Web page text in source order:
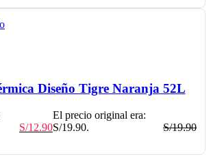
Diseño Tigre Naranja 52L
S/19.90
El precio original era:
S/19.90.
S/12.90